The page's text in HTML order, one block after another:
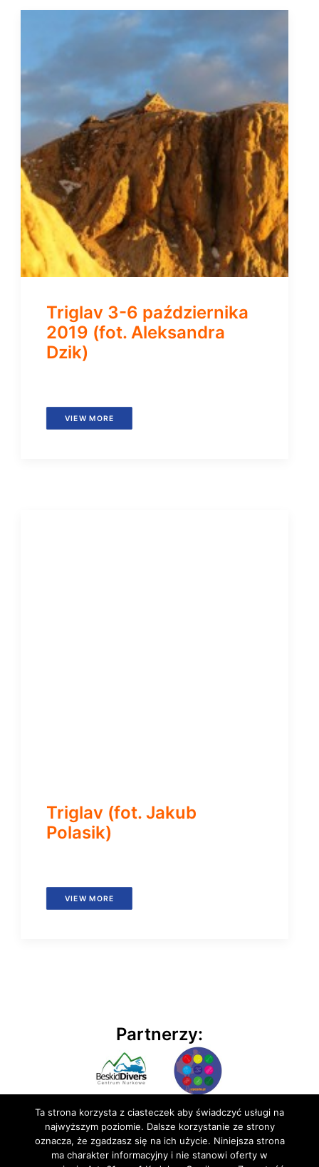
Triglav 3-6 października
2019 (fot. Aleksandra
Dzik)
VIEW MORE
Triglav (fot. Jakub
Polasik)
VIEW MORE
Partnerzy:
Ta strona korzysta z ciasteczek aby świadczyć usługi na
najwyższym poziomie. Dalsze korzystanie ze strony
oznacza, że zgadzasz się na ich użycie. Niniejsza strona
ma charakter informacyjny i nie stanowi oferty w